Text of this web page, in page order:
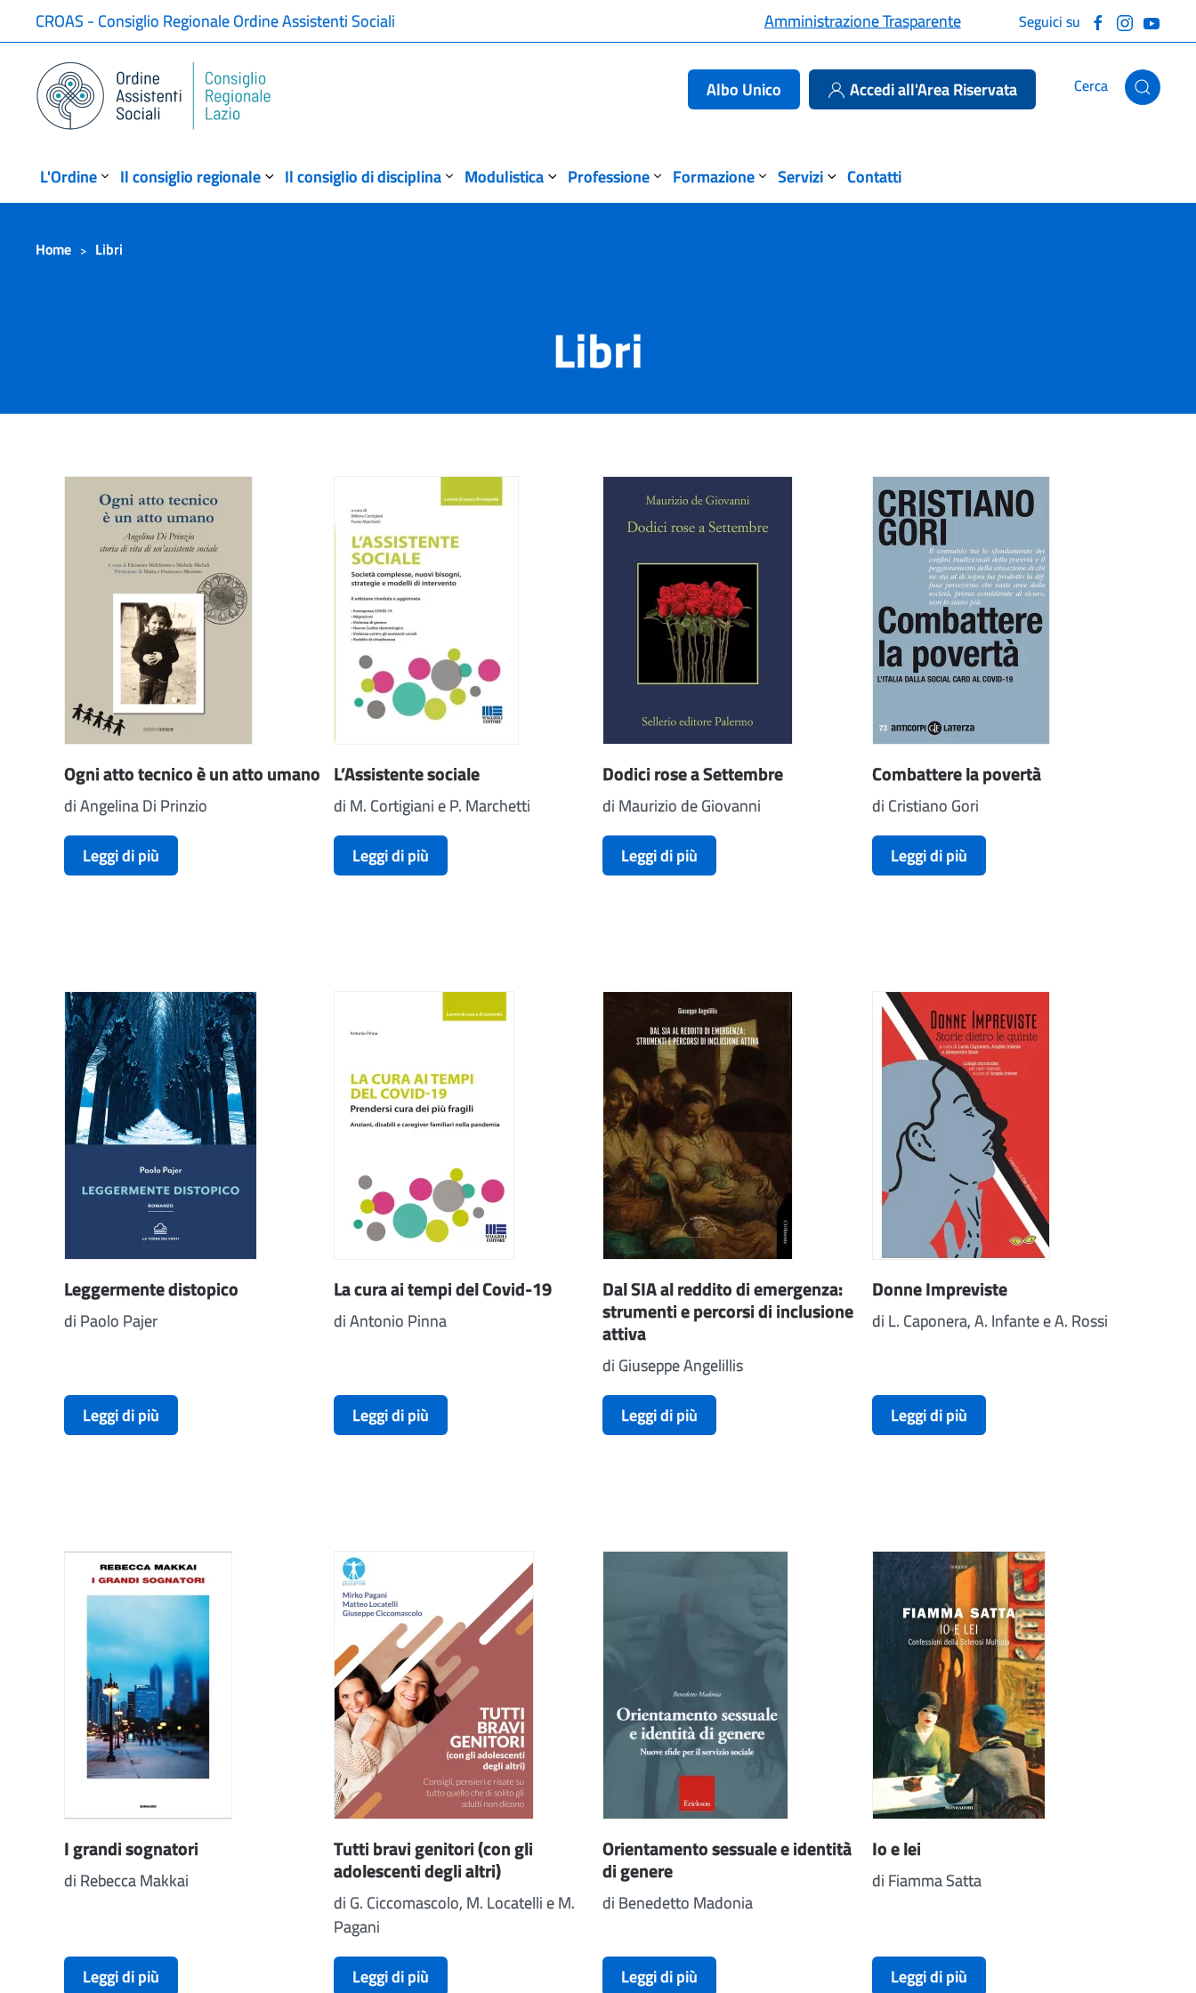
CROAS - Consiglio Regionale Ordine Assistenti Sociali Amministrazione Trasparente
Albo Unico Accedi all'Area Riservata Cerca
L'Ordine Il consiglio regionale Il consiglio di disciplina Modulistica Professione Formazione Servizi Contatti
Home Libri
Libri
Ogni atto tecnico è un atto umano
di Angelina Di Prinzio
Leggi di più
L’Assistente sociale
di M. Cortigiani e P. Marchetti
Leggi di più
Dodici rose a Settembre
di Maurizio de Giovanni
Leggi di più
Combattere la povertà
di Cristiano Gori
Leggi di più
Leggermente distopico
di Paolo Pajer
Leggi di più
La cura ai tempi del Covid-19
di Antonio Pinna
Leggi di più
Dal SIA al reddito di emergenza:
strumenti e percorsi di inclusione
attiva
di Giuseppe Angelillis
Leggi di più
Donne Impreviste
di L. Caponera, A. Infante e A. Rossi
Leggi di più
I grandi sognatori
di Rebecca Makkai
Leggi di più
Tutti bravi genitori (con gli
adolescenti degli altri)
di G. Ciccomascolo, M. Locatelli e M.
Pagani
Leggi di più
Orientamento sessuale e identità
di genere
di Benedetto Madonia
Leggi di più
Io e lei
di Fiamma Satta
Leggi di più